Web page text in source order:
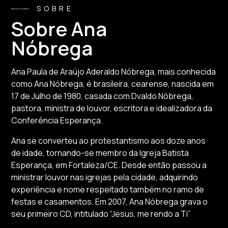
SOBRE
Sobre Ana
Nóbrega
Ana Paula de Araújo Aderaldo Nóbrega, mais conhecida
como Ana Nóbrega, é brasileira, cearense, nascida em
17 de Julho de 1980, casada com Dvaldo Nóbrega,
pastora, ministra de louvor, escritora e idealizadora da
Conferência Esperança.
Ana se converteu ao protestantismo aos doze anos
de idade, tornando-se membro da Igreja Batista
Esperança, em Fortaleza/CE. Desde então passou a
ministrar louvor nas igrejas pela cidade, adquirindo
experiência e nome respeitado também no ramo de
festas e casamentos. Em 2007, Ana Nóbrega grava o
seu primeiro CD, intitulado “Jesus, me rendo a Ti”